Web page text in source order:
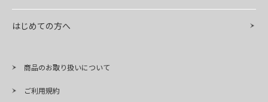
はじめての方へ
商品のお取り扱いについて
ご利用規約